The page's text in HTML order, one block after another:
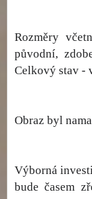
Rozměry
původní,
Celkový stav -
Obraz byl
Výborná
bude časem